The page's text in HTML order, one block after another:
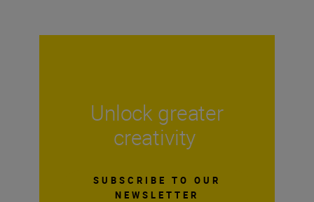
Unlock greater
creativity
SUBSCRIBE TO OUR
NEWSLETTER